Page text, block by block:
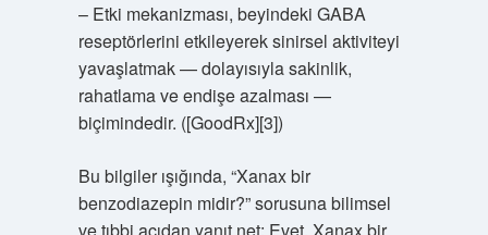
– Etki mekanizması, beyindeki GABA
reseptörlerini etkileyerek sinirsel aktiviteyi
yavaşlatmak — dolayısıyla sakinlik,
rahatlama ve endişe azalması —
biçimindedir. ([GoodRx][3])
Bu bilgiler ışığında, “Xanax bir
benzodiazepin midir?” sorusuna bilimsel